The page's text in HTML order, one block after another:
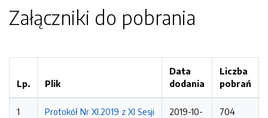
Załączniki do pobrania
Lp. Plik
Data
dodania
Liczba
pobrań
1
Protokół Nr XI.2019 z XI Sesji
2019-10-
704